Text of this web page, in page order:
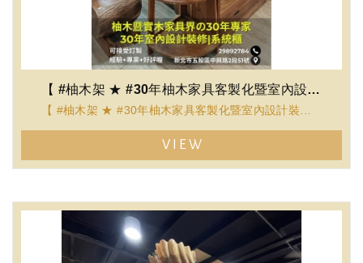
【 #柚木架 ★ #30年柚木家具客製化暨室內設計裝修服務 】
================
VIEW